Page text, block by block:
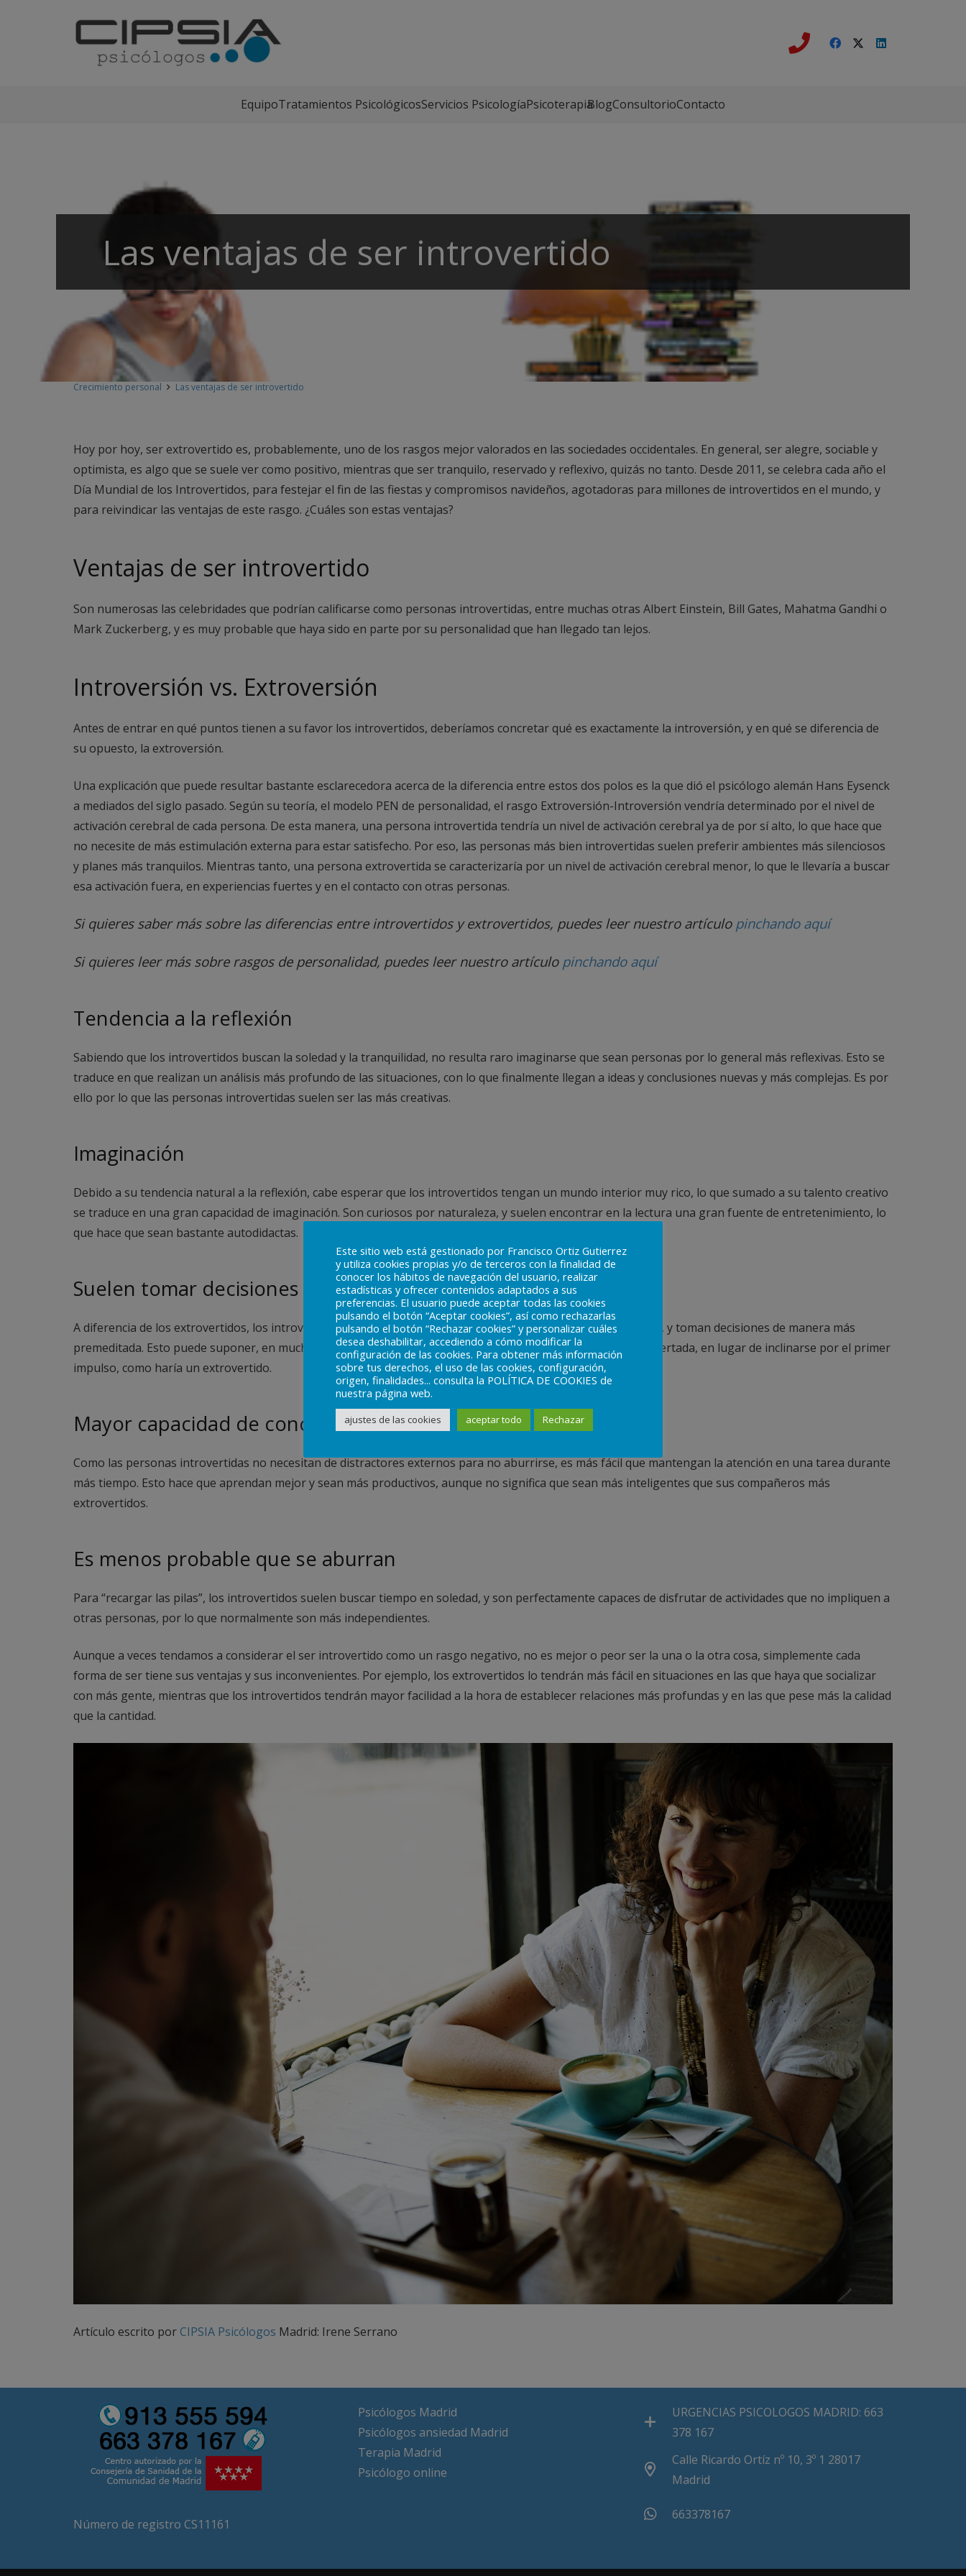
EquipoTratamientos PsicológicosServicios PsicologíaPsicoterapiaBlogConsultorioContacto
Las ventajas de ser introvertido
Crecimiento personal Las ventajas de ser introvertido
Hoy por hoy, ser extrovertido es, probablemente, uno de los rasgos mejor valorados en las sociedades occidentales. En general, ser alegre, sociable y
optimista, es algo que se suele ver como positivo, mientras que ser tranquilo, reservado y reflexivo, quizás no tanto. Desde 2011, se celebra cada año el
Día Mundial de los Introvertidos, para festejar el fin de las fiestas y compromisos navideños, agotadoras para millones de introvertidos en el mundo, y
para reivindicar las ventajas de este rasgo. ¿Cuáles son estas ventajas?
Ventajas de ser introvertido
Son numerosas las celebridades que podrían calificarse como personas introvertidas, entre muchas otras Albert Einstein, Bill Gates, Mahatma Gandhi o
Mark Zuckerberg, y es muy probable que haya sido en parte por su personalidad que han llegado tan lejos.
Introversión vs. Extroversión
Antes de entrar en qué puntos tienen a su favor los introvertidos, deberíamos concretar qué es exactamente la introversión, y en qué se diferencia de
su opuesto, la extroversión.
Una explicación que puede resultar bastante esclarecedora acerca de la diferencia entre estos dos polos es la que dió el psicólogo alemán Hans Eysenck
a mediados del siglo pasado. Según su teoría, el modelo PEN de personalidad, el rasgo Extroversión-Introversión vendría determinado por el nivel de
activación cerebral de cada persona. De esta manera, una persona introvertida tendría un nivel de activación cerebral ya de por sí alto, lo que hace que
no necesite de más estimulación externa para estar satisfecho. Por eso, las personas más bien introvertidas suelen preferir ambientes más silenciosos
y planes más tranquilos. Mientras tanto, una persona extrovertida se caracterizaría por un nivel de activación cerebral menor, lo que le llevaría a buscar
esa activación fuera, en experiencias fuertes y en el contacto con otras personas.
Si quieres saber más sobre las diferencias entre introvertidos y extrovertidos, puedes leer nuestro artículo pinchando aquí
Si quieres leer más sobre rasgos de personalidad, puedes leer nuestro artículo pinchando aquí
Tendencia a la reflexión
Sabiendo que los introvertidos buscan la soledad y la tranquilidad, no resulta raro imaginarse que sean personas por lo general más reflexivas. Esto se
traduce en que realizan un análisis más profundo de las situaciones, con lo que finalmente llegan a ideas y conclusiones nuevas y más complejas. Es por
ello por lo que las personas introvertidas suelen ser las más creativas.
Imaginación
Debido a su tendencia natural a la reflexión, cabe esperar que los introvertidos tengan un mundo interior muy rico, lo que sumado a su talento creativo
se traduce en una gran capacidad de imaginación. Son curiosos por naturaleza, y suelen encontrar en la lectura una gran fuente de entretenimiento, lo
que hace que sean bastante autodidactas.
Suelen tomar decisiones más sensatas
A diferencia de los extrovertidos, los introvertidos son menos enérgicos e impulsivos. Asumen menos riesgos, y toman decisiones de manera más
premeditada. Esto puede suponer, en muchos casos, tomar la decisión más racional y posiblemente la más acertada, en lugar de inclinarse por el primer
impulso, como haría un extrovertido.
Mayor capacidad de concentración
Como las personas introvertidas no necesitan de distractores externos para no aburrirse, es más fácil que mantengan la atención en una tarea durante
más tiempo. Esto hace que aprendan mejor y sean más productivos, aunque no significa que sean más inteligentes que sus compañeros más
extrovertidos.
Es menos probable que se aburran
Para “recargar las pilas”, los introvertidos suelen buscar tiempo en soledad, y son perfectamente capaces de disfrutar de actividades que no impliquen a
otras personas, por lo que normalmente son más independientes.
Aunque a veces tendamos a considerar el ser introvertido como un rasgo negativo, no es mejor o peor ser la una o la otra cosa, simplemente cada
forma de ser tiene sus ventajas y sus inconvenientes. Por ejemplo, los extrovertidos lo tendrán más fácil en situaciones en las que haya que socializar
con más gente, mientras que los introvertidos tendrán mayor facilidad a la hora de establecer relaciones más profundas y en las que pese más la calidad
que la cantidad.
Artículo escrito por CIPSIA Psicólogos Madrid: Irene Serrano
Número de registro CS11161
Psicólogos Madrid
Psicólogos ansiedad Madrid
Terapia Madrid
Psicólogo online
URGENCIAS PSICOLOGOS MADRID: 663
378 167
Calle Ricardo Ortíz nº 10, 3º 1 28017
Madrid
663378167
Este sitio web está gestionado por Francisco Ortiz Gutierrez
y utiliza cookies propias y/o de terceros con la finalidad de
conocer los hábitos de navegación del usuario, realizar
estadísticas y ofrecer contenidos adaptados a sus
preferencias. El usuario puede aceptar todas las cookies
pulsando el botón “Aceptar cookies”, así como rechazarlas
pulsando el botón “Rechazar cookies” y personalizar cuáles
desea deshabilitar, accediendo a cómo modificar la
configuración de las cookies. Para obtener más información
sobre tus derechos, el uso de las cookies, configuración,
origen, finalidades... consulta la POLÍTICA DE COOKIES de
nuestra página web.
ajustes de las cookies aceptar todo Rechazar